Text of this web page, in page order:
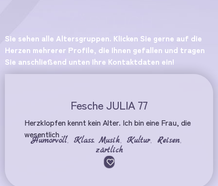
Sie sehen alle Altersgruppen. Klicken Sie gerne auf die
Herzen mehrerer Profile, die Ihnen gefallen und tragen
Sie anschließend unten Ihre Kontaktdaten ein!
Fesche JULIA 77
Herzklopfen kennt kein Alter. Ich bin eine Frau, die
wesentlich ...
Humorvoll, Klass. Musik, Kultur, Reisen,
zärtlich